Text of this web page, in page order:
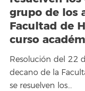
grupo de los
Facultad de
curso
Resolución del 22
decano de la
se resuelven los…